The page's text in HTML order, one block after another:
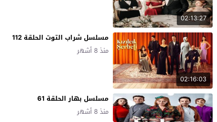
02:13:27
02:16:03
مسلسل شراب التوت الحلقة 112
منذ 8 أشهر
مسلسل بهار الحلقة 61
منذ 8 أشهر